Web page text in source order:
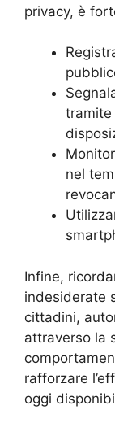
privacy, è
tramite
nel
Infine,
indesiderate
cittadini,
attraverso la
rafforzare
oggi